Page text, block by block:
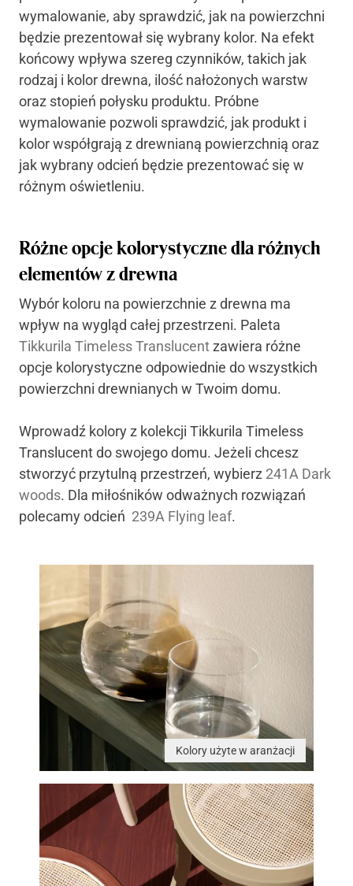
wymalowanie, aby sprawdzić, jak na powierzchni
będzie prezentował się wybrany kolor. Na efekt
końcowy wpływa szereg czynników, takich jak
rodzaj i kolor drewna, ilość nałożonych warstw
oraz stopień połysku produktu. Próbne
wymalowanie pozwoli sprawdzić, jak produkt i
kolor współgrają z drewnianą powierzchnią oraz
jak wybrany odcień będzie prezentować się w
różnym oświetleniu.
Różne opcje kolorystyczne dla różnych
elementów z drewna
Wybór koloru na powierzchnie z drewna ma
wpływ na wygląd całej przestrzeni. Paleta
Tikkurila Timeless Translucentzawiera różne
opcje kolorystyczne odpowiednie do wszystkich
powierzchni drewnianych w Twoim domu.
Wprowadź kolory z kolekcji Tikkurila Timeless
Translucent do swojego domu. Jeżeli chcesz
stworzyć przytulną przestrzeń, wybierz 241A Dark
woods. Dla miłośników odważnych rozwiązań
polecamy odcień 239A Flying leaf.
Kolory użyte w aranżacji